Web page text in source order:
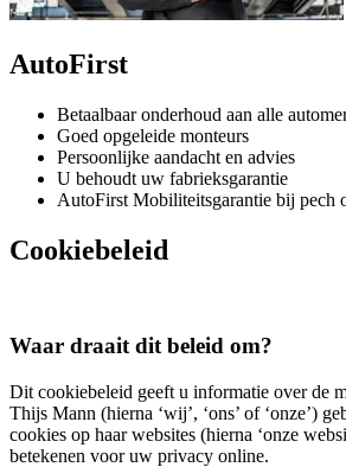
AutoFirst
Betaalbaar onderhoud aan alle
Goed opgeleide monteurs
Persoonlijke aandacht en advies
U behoudt uw fabrieksgarantie
AutoFirst Mobiliteitsgarantie bij pech
Cookiebeleid
Waar draait dit beleid om?
Dit cookiebeleid geeft u informatie over de
Thijs Mann (hierna ‘wij’, ‘ons’ of ‘onze’)
cookies op haar websites (hierna ‘onze
betekenen voor uw privacy online.